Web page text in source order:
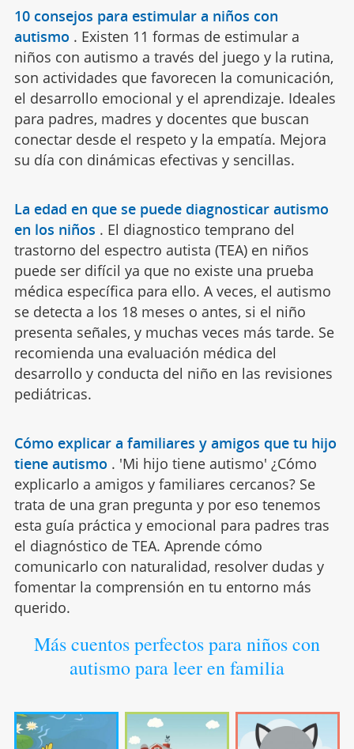
10 consejos para estimular a niños con
autismo . Existen 11 formas de estimular a
niños con autismo a través del juego y la rutina,
son actividades que favorecen la comunicación,
el desarrollo emocional y el aprendizaje. Ideales
para padres, madres y docentes que buscan
conectar desde el respeto y la empatía. Mejora
su día con dinámicas efectivas y sencillas.
La edad en que se puede diagnosticar autismo
en los niños . El diagnostico temprano del
trastorno del espectro autista (TEA) en niños
puede ser difícil ya que no existe una prueba
médica específica para ello. A veces, el autismo
se detecta a los 18 meses o antes, si el niño
presenta señales, y muchas veces más tarde. Se
recomienda una evaluación médica del
desarrollo y conducta del niño en las revisiones
pediátricas.
Cómo explicar a familiares y amigos que tu hijo
tiene autismo . 'Mi hijo tiene autismo' ¿Cómo
explicarlo a amigos y familiares cercanos? Se
trata de una gran pregunta y por eso tenemos
esta guía práctica y emocional para padres tras
el diagnóstico de TEA. Aprende cómo
comunicarlo con naturalidad, resolver dudas y
fomentar la comprensión en tu entorno más
querido.
Más cuentos perfectos para niños con
autismo para leer en familia